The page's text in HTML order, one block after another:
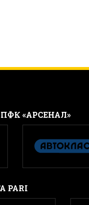
«АРСЕНАЛ»
PARI